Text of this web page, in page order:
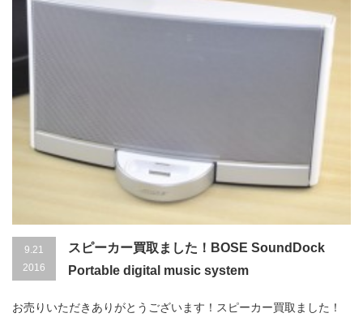
9.21
2016
スピーカー買取ました！BOSE SoundDock
Portable digital music system
お売りいただきありがとうございます！スピーカー買取ました！